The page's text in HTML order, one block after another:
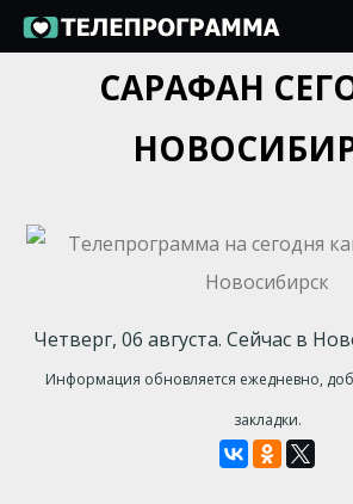
САРАФАН
Четверг, 06 августа. Сейчас в
Информация обновляется ежедневно,
закладки.